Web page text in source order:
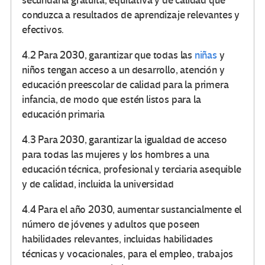
conduzca a resultados de aprendizaje relevantes y
efectivos.
4.2 Para 2030, garantizar que todas las niñas y
niños tengan acceso a un desarrollo, atención y
educación preescolar de calidad para la primera
infancia, de modo que estén listos para la
educación primaria
4.3 Para 2030, garantizar la igualdad de acceso
para todas las mujeres y los hombres a una
educación técnica, profesional y terciaria asequible
y de calidad, incluida la universidad
4.4 Para el año 2030, aumentar sustancialmente el
número de jóvenes y adultos que poseen
habilidades relevantes, incluidas habilidades
técnicas y vocacionales, para el empleo, trabajos